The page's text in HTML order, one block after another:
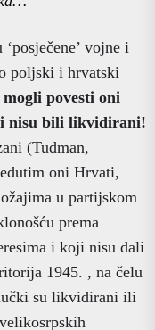
vojne i
poljski i hrvatski
povesti oni
nisu bili likvidirani!
(Tuđman,
oni Hrvati,
u partijskom
prema
i koji nisu dali
1945. , na čelu
su likvidirani ili